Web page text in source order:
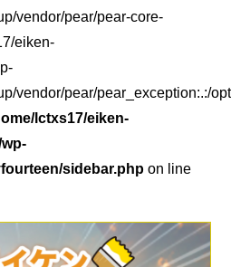
vendor/pear/pear-core-
eiken-
vendor/pear/pear_exception:.:/
lctxs17/eiken-
sidebar.php on line